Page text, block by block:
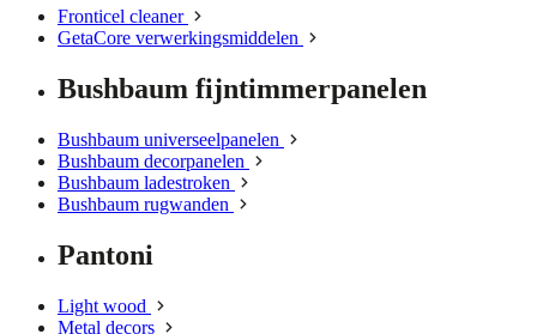
Fronticel cleaner
GetaCore verwerkingsmiddelen
Bushbaum fijntimmerpanelen
Bushbaum universeelpanelen
Bushbaum decorpanelen
Bushbaum ladestroken
Bushbaum rugwanden
Pantoni
Light wood
Metal decors